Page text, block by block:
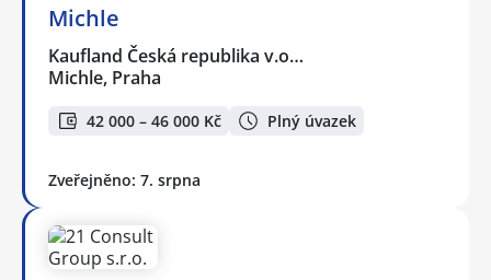
Michle
Kaufland Česká republika v.o…
Michle, Praha
42 000 – 46 000 Kč Plný úvazek
Zveřejněno: 7. srpna